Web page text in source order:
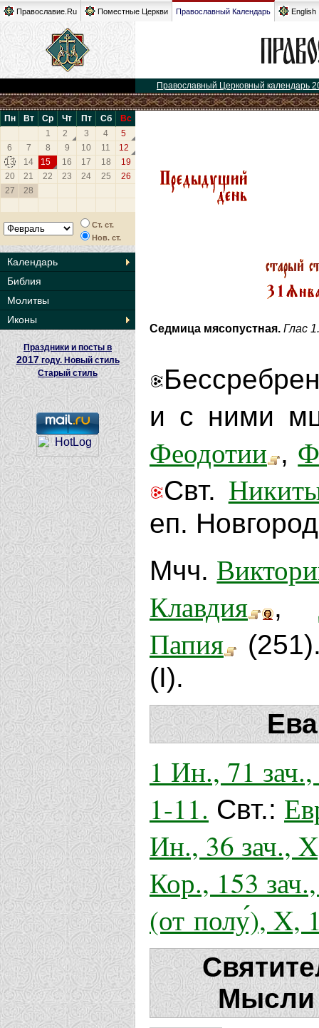
Православие.Ru Поместные Церкви Православный Календарь English
Православный Церковный календарь
Пн Вт Ср Чт Пт Сб
Вс
1
2 3 4
5
6
7 8 9 10 11
12
13
14 15 16 17 18
19
20
21 22 23 24 25
26
27
28
Ст. ст.
Нов. ст.
Календарь
Библия
Молитвы
Иконы
Праздники и посты в
2017году. Новый стиль
Старый стиль
Седмица мясопустная. Глас 1.
и с ними
Феодотии ,
Свт.
еп.
Мчч.
Клавдия
,
Папия
(I).
1 Ин., 71
1-11. Свт.:
Ин., 36 зач.,
Кор., 153
(от полу́), X,
Мысли